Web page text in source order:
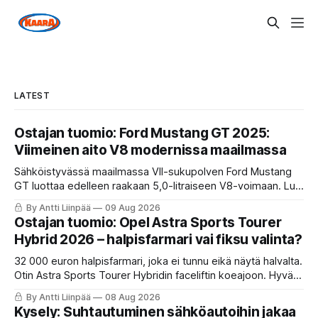
LATEST
Ostajan tuomio: Ford Mustang GT 2025:
Viimeinen aito V8 modernissa maailmassa
Sähköistyvässä maailmassa VII-sukupolven Ford Mustang
GT luottaa edelleen raakaan 5,0-litraiseen V8-voimaan. Lue
KaaraTV:n analyysi ja katso Ostajan tuomio -video: miten
111 878 euron poniauto suoriutuu Syys-Suomen pito
haasteista ja tarjoaako se rahoille vastinetta!
By Antti Liinpää 09 Aug 2026
Ostajan tuomio: Opel Astra Sports Tourer
Hybrid 2026 – halpisfarmari vai fiksu valinta?
32 000 euron halpisfarmari, joka ei tunnu eikä näytä halvalta.
Otin Astra Sports Tourer Hybridin faceliftin koeajoon. Hyvä
istuin, oikeita nappeja ja kevythybridi, joka toimii ihan ok.
Mutta ne viiveet ja se nykiminen? Katso ja lue koko tuomio.
By Antti Liinpää 08 Aug 2026
Kysely: Suhtautuminen sähköautoihin jakaa